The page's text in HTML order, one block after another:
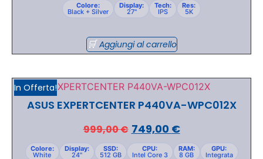
Colore:
Black + Silver
Display:
27"
Tech:
IPS
Res:
5K
Aggiungi al carrello
In Offerta!
ASUS EXPERTCENTER P440VA-WPC012X
999,00€ 749,00 €
Colore:
White
Display:
24"
SSD:
512 GB
CPU:
Intel Core 3
RAM:
8 GB
GPU:
Integrata